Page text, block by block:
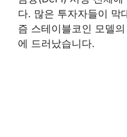
다. 많은 투자자들이 막
즘 스테이블코인 모델
에 드러났습니다.